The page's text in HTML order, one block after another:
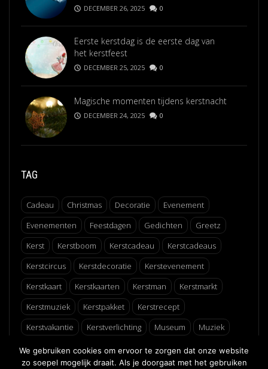
DECEMBER 26, 2025 0
Eerste kerstdag is de eerste dag van
het kerstfeest
DECEMBER 25, 2025 0
Magische momenten tijdens kerstnacht
DECEMBER 24, 2025 0
TAG
Cadeau Christmas Decoratie
Evenement
Evenementen
Feestdagen Gedichten
Greetz
Kerst
Kerstboom Kerstcadeau
Kerstcadeaus
Kerstcircus
Kerstdecoratie
Kerstevenement
Kerstkaart
Kerstkaarten Kerstman
Kerstmarkt
Kerstmuziek
Kerstpakket
Kerstrecept
Kerstvakantie
Kerstverlichting Museum
Muziek
Recept
Schaatsen Winter Winterfair
We gebruiken cookies om ervoor te zorgen dat onze website
zo soepel mogelijk draait. Als je doorgaat met het gebruiken